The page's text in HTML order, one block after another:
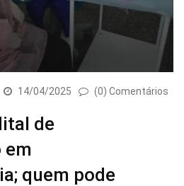
14/04/2025 (0) Comentários
de
em
quem pode